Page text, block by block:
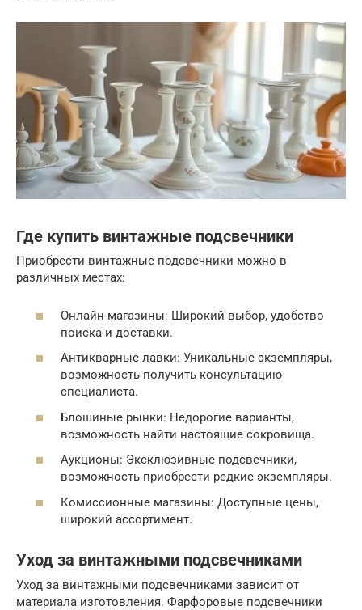
Где купить винтажные подсвечники
Приобрести винтажные подсвечники можно в
различных местах:
Онлайн-магазины: Широкий выбор, удобство
поиска и доставки.
Антикварные лавки: Уникальные экземпляры,
возможность получить консультацию
специалиста.
Блошиные рынки: Недорогие варианты,
возможность найти настоящие сокровища.
Аукционы: Эксклюзивные подсвечники,
возможность приобрести редкие экземпляры.
Комиссионные магазины: Доступные цены,
широкий ассортимент.
Уход за винтажными подсвечниками
Уход за винтажными подсвечниками зависит от
материала изготовления. Фарфоровые подсвечники